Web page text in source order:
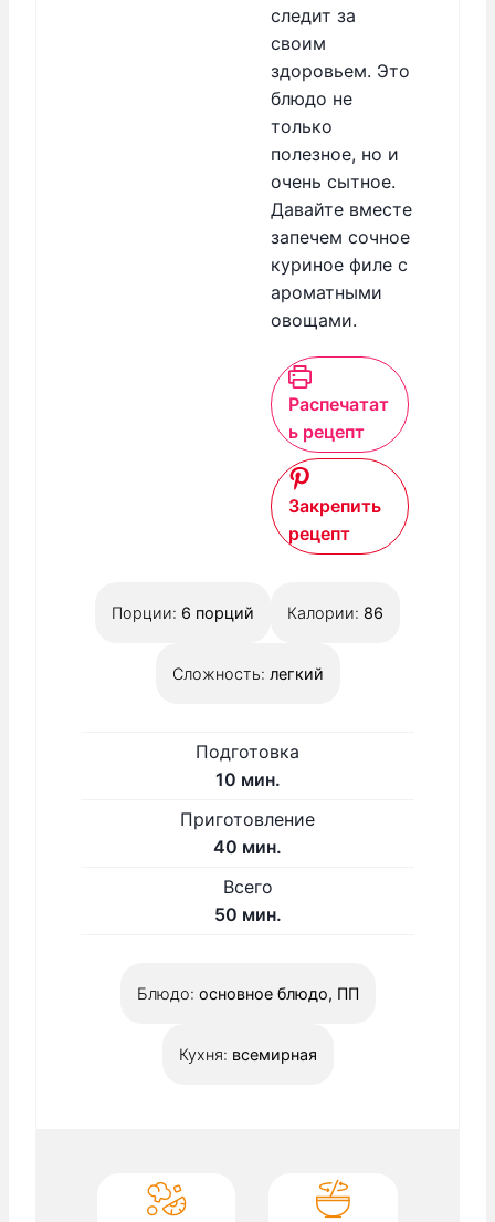
следит за
своим
здоровьем. Это
блюдо не
только
полезное, но и
очень сытное.
Давайте вместе
запечем сочное
куриное филе с
ароматными
овощами.
Распечатат
ь рецепт
Закрепить
рецепт
Порции: 6 порций Калории: 86
Сложность: легкий
Подготовка
10м
т
мин.
Приготовление
40 м
н
мин.
Всего
50м
у
мин.
Блюдо: основное блюдо, ПП
Кухня: всемирная